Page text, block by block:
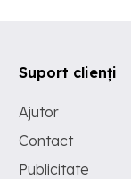
Suport clienți
Ajutor
Contact
Publicitate